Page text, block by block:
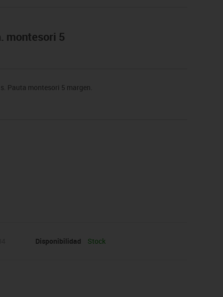
montesori 5
Pauta montesori 5 margen.
Disponibilidad Stock